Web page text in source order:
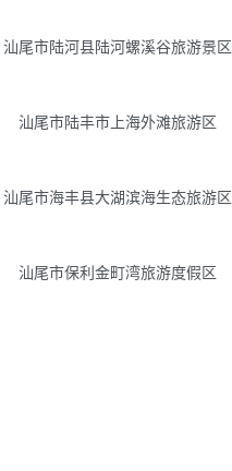
汕尾市陆河县陆河螺溪谷旅游景区
汕尾市陆丰市上海外滩旅游区
汕尾市海丰县大湖滨海生态旅游区
汕尾市保利金町湾旅游度假区